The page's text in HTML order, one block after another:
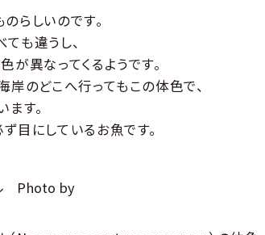
らしいのです。
も違うし、
異なってくるようです。
岸のどこへ行ってもこの体色で、
す。
目にしているお魚です。